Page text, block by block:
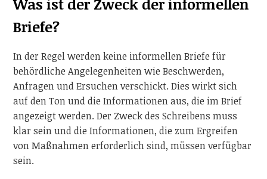
Briefe?
In der Regel werden keine informellen Briefe für
behördliche Angelegenheiten wie Beschwerden,
Anfragen und Ersuchen verschickt. Dies wirkt sich
auf den Ton und die Informationen aus, die im Brief
angezeigt werden. Der Zweck des Schreibens muss
klar sein und die Informationen, die zum Ergreifen
von Maßnahmen erforderlich sind, müssen verfügbar
sein.